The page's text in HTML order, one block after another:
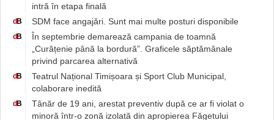
intră în etapa finală
dB SDM face angajări. Sunt mai multe posturi disponibile
dB
În septembrie demarează campania de toamnă
„Curățenie până la bordură”. Graficele săptămânale
privind parcarea alternativă
dB
Teatrul Național Timișoara și Sport Club Municipal,
colaborare inedită
dB
Tânăr de 19 ani, arestat preventiv după ce ar fi violat o
minoră într-o zonă izolată din apropierea Făgetului